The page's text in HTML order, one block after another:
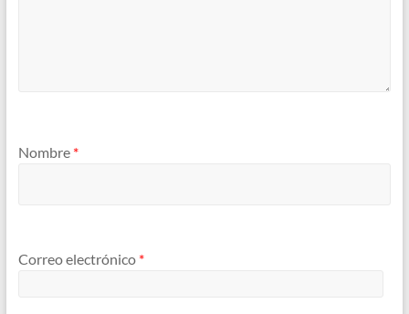
Nombre *
Correo electrónico *